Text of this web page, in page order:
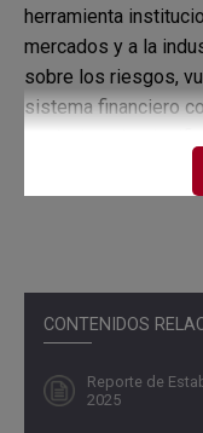
CONTENIDOS
Reporte de
2025
herramienta
mercados y a la
sobre los riesgos,
sistema financiero
metodologías más
diálogo cada vez
un paso adicional
conoce los